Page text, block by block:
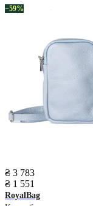
−59%
₴ 3 783
₴ 1 551
RoyalBag